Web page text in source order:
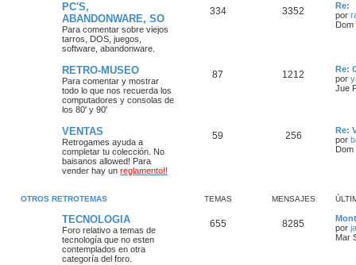
PC'S,
ABANDONWARE, SO
Para comentar sobre viejos
tarros, DOS, juegos,
software, abandonware.
334 3352
Re:
por
Dom
RETRO-MUSEO
Para comentar y mostrar
todo lo que nos recuerda los
computadores y consolas de
los 80' y 90'
87 1212
Re:
por
Jue
VENTAS
Retrogames ayuda a
completar tu colección. No
baisanos allowed! Para
vender hay un reglamento!!
59 256
Re:
por
Dom
OTROS RETROTEMAS TEMAS MENSAJES
TECNOLOGIA
Foro relativo a temas de
tecnología que no esten
contemplados en otra
categoría del foro.
655 8285
por
Mar